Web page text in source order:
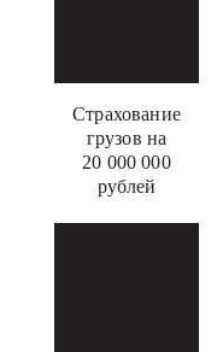
Страхование
грузов на
20 000 000
рублей